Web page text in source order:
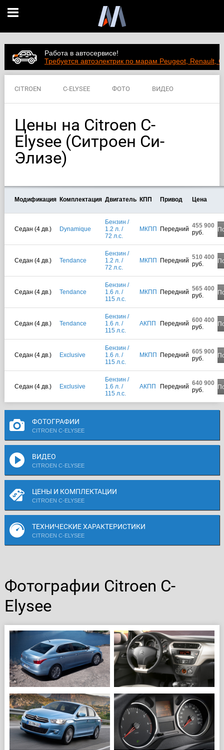
Работа в автосервисе!
Требуется автоэлектрик по марам Peugeot, Renault,
CITROEN C-ELYSEE ФОТО ВИДЕО
Цены на Citroen C-
Elysee (Ситроен Си-
Элизе)
Модификация Комплектация Двигатель КПП Привод Цена
Седан (4 дв.) Dynamique
Бензин /
1.2 л. /
72 л.с.
МКПП Передний 455 900
руб.
Седан (4 дв.) Tendance
Бензин /
1.2 л. /
72 л.с.
МКПП Передний 510 400
руб.
Седан (4 дв.) Tendance
Бензин /
1.6 л. /
115 л.с.
МКПП Передний 565 400
руб.
Седан (4 дв.) Tendance
Бензин /
1.6 л. /
115 л.с.
АКПП Передний 600 400
руб.
Седан (4 дв.) Exclusive
Бензин /
1.6 л. /
115 л.с.
МКПП Передний 605 900
руб.
Седан (4 дв.) Exclusive
Бензин /
1.6 л. /
115 л.с.
АКПП Передний 640 900
руб.
ФОТОГРАФИИ
CITROEN C-ELYSEE
ВИДЕО
CITROEN C-ELYSEE
ЦЕНЫ И КОМПЛЕКТАЦИИ
CITROEN C-ELYSEE
ТЕХНИЧЕСКИЕ ХАРАКТЕРИСТИКИ
CITROEN C-ELYSEE
Фотографии Citroen C-
Elysee